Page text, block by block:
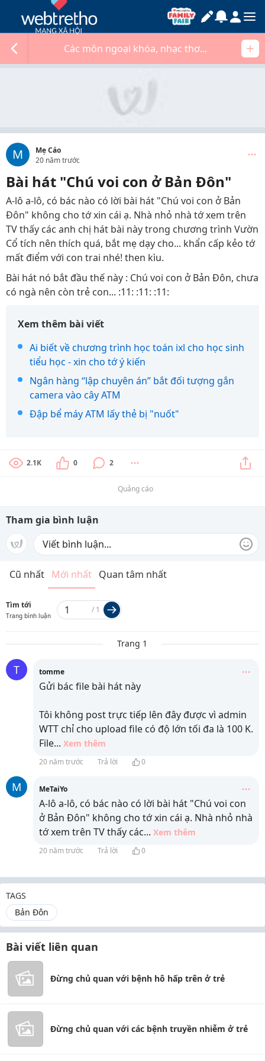
Các môn ngoại khóa, nhạc thơ...
M
Mẹ Cáo
20 năm trước
Bài hát "Chú voi con ở Bản Đôn"
A-lô a-lô, có bác nào có lời bài hát "Chú voi con ở Bản
Đôn" không cho tớ xin cái ạ. Nhà nhỏ nhà tớ xem trên
TV thấy các anh chị hát bài này trong chương trình Vườn
Cổ tích nên thích quá, bắt mẹ dạy cho... khẩn cấp kẻo tớ
mất điểm với con trai nhé! then kìu.
Bài hát nó bắt đầu thế này : Chú voi con ở Bản Đôn, chưa
có ngà nên còn trẻ con... :11: :11: :11:
Xem thêm bài viết
Ai biết về chương trình học toán ixl cho học sinh
tiểu học - xin cho tớ ý kiến
Ngân hàng “lập chuyên án” bắt đối tượng gắn
camera vào cây ATM
Đập bể máy ATM lấy thẻ bị "nuốt"
2.1K 0 2
Quảng cáo
Tham gia bình luận
Cũ nhất Mới nhất Quan tâm nhất
Tìm tới
Trang bình luận
/ 1
Trang 1
T tomme
Gửi bác file bài hát này
Tôi không post trực tiếp lên đây được vì admin
WTT chỉ cho upload file có độ lớn tối đa là 100 K.
File... Xem thêm
20 năm trước Trả lời 0
M MeTaiYo
A-lô a-lô, có bác nào có lời bài hát "Chú voi con
ở Bản Đôn" không cho tớ xin cái ạ. Nhà nhỏ nhà
tớ xem trên TV thấy các... Xem thêm
20 năm trước Trả lời 0
TAGS
Bản Đôn
Bài viết liên quan
Đừng chủ quan với bệnh hô hấp trên ở trẻ
Đừng chủ quan với các bệnh truyền nhiễm ở trẻ